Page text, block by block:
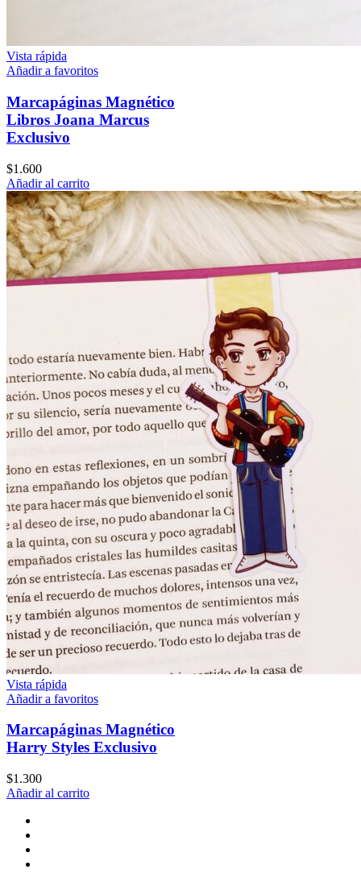
Vista rápida
Añadir a favoritos
Marcapáginas Magnético
Libros Joana Marcus
Exclusivo
$1.600
Añadir al carrito
Vista rápida
Añadir a favoritos
Marcapáginas Magnético
Harry Styles Exclusivo
$1.300
Añadir al carrito